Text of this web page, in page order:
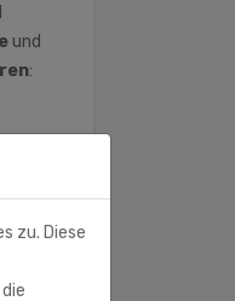
und
:
zu. Diese